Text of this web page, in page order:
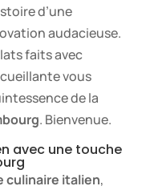
d’une
audacieuse.
faits avec
vous
de la
. Bienvenue.
avec une touche
culinaire italien,